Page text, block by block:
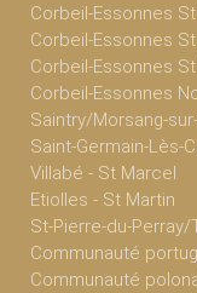
Corbeil-Essonnes
Corbeil-Essonnes
Corbeil-Essonnes St
Corbeil-Essonnes
Saintry/Morsang-
Saint-Germain-Lès-
Villabé - St Marcel
Etiolles - St Martin
St-Pierre-du-Perray/
Communauté
Communauté